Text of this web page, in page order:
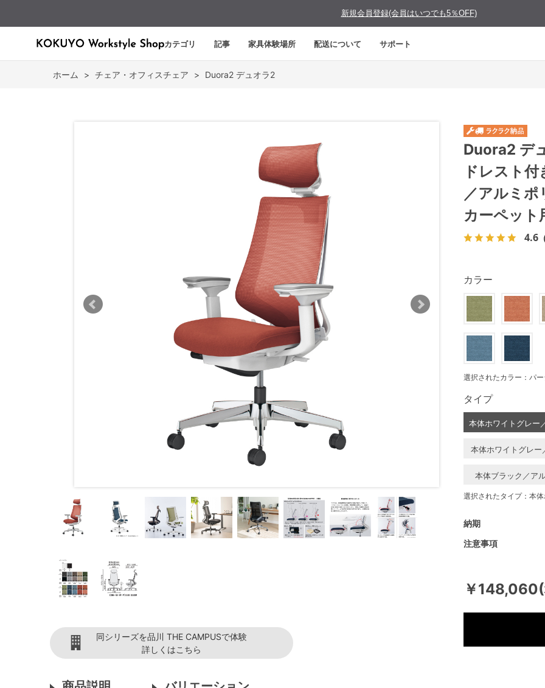
新規会員登録(会員はいつでも5％OFF)
カテゴリ 記事 家具体験場所 配送について サポート
ホーム > チェア・オフィスチェア > Duora2 デュオラ2
同シリーズを品川 THE CAMPUSで体験
詳しくはこちら
Duora2 デ
ドレスト
／アルミポ
カーペット
4.6
￥
注意事項
納期
カラー
選択されたカラー：パ
タイプ
本体ホワイトグレー
本体ホワイトグレー
本体ブラック／ア
選択されたタイプ：本